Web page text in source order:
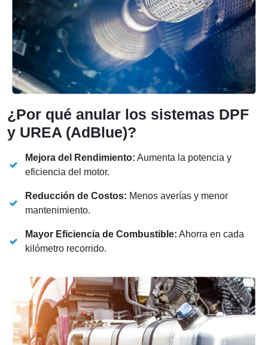
¿Por qué anular los sistemas DPF
y UREA (AdBlue)?
Mejora del Rendimiento: Aumenta la potencia y
eficiencia del motor.
Reducción de Costos: Menos averías y menor
mantenimiento.
Mayor Eficiencia de Combustible: Ahorra en cada
kilómetro recorrido.